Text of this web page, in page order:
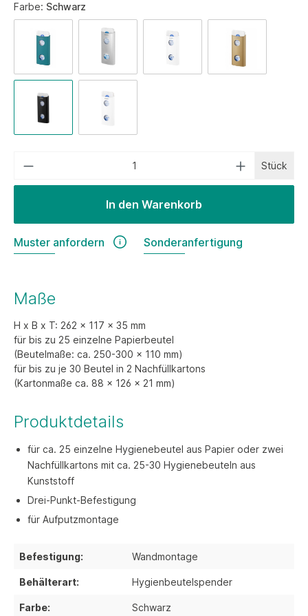
Farbe: Schwarz
Stück
In den Warenkorb
Muster anfordern Sonderanfertigung
Produktdetails
für ca. 25 einzelne Hygienebeutel aus Papier oder zwei
Nachfüllkartons mit ca. 25-30 Hygienebeuteln aus
Kunststoff
Drei-Punkt-Befestigung
für Aufputzmontage
Befestigung: Wandmontage
Behälterart: Hygienbeutelspender
Farbe: Schwarz
Maße
H x B x T: 262 x 117 x 35 mm
für bis zu 25 einzelne Papierbeutel
(Beutelmaße: ca. 250-300 x 110 mm)
für bis zu je 30 Beutel in 2 Nachfüllkartons
(Kartonmaße ca. 88 x 126 x 21 mm)